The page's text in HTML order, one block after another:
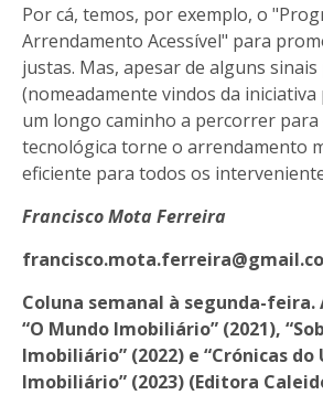
Por cá, temos, por exemplo, o
Arrendamento Acessível" para
justas. Mas, apesar de alguns
(nomeadamente vindos da iniciativa
um longo caminho a percorrer
tecnológica torne o arrendamento
eficiente para todos os
Francisco Mota Ferreira
Coluna semanal à segunda-
“O Mundo Imobiliário” (2021),
Imobiliário” (2022) e “Crónicas do
Imobiliário” (2023) (Editora